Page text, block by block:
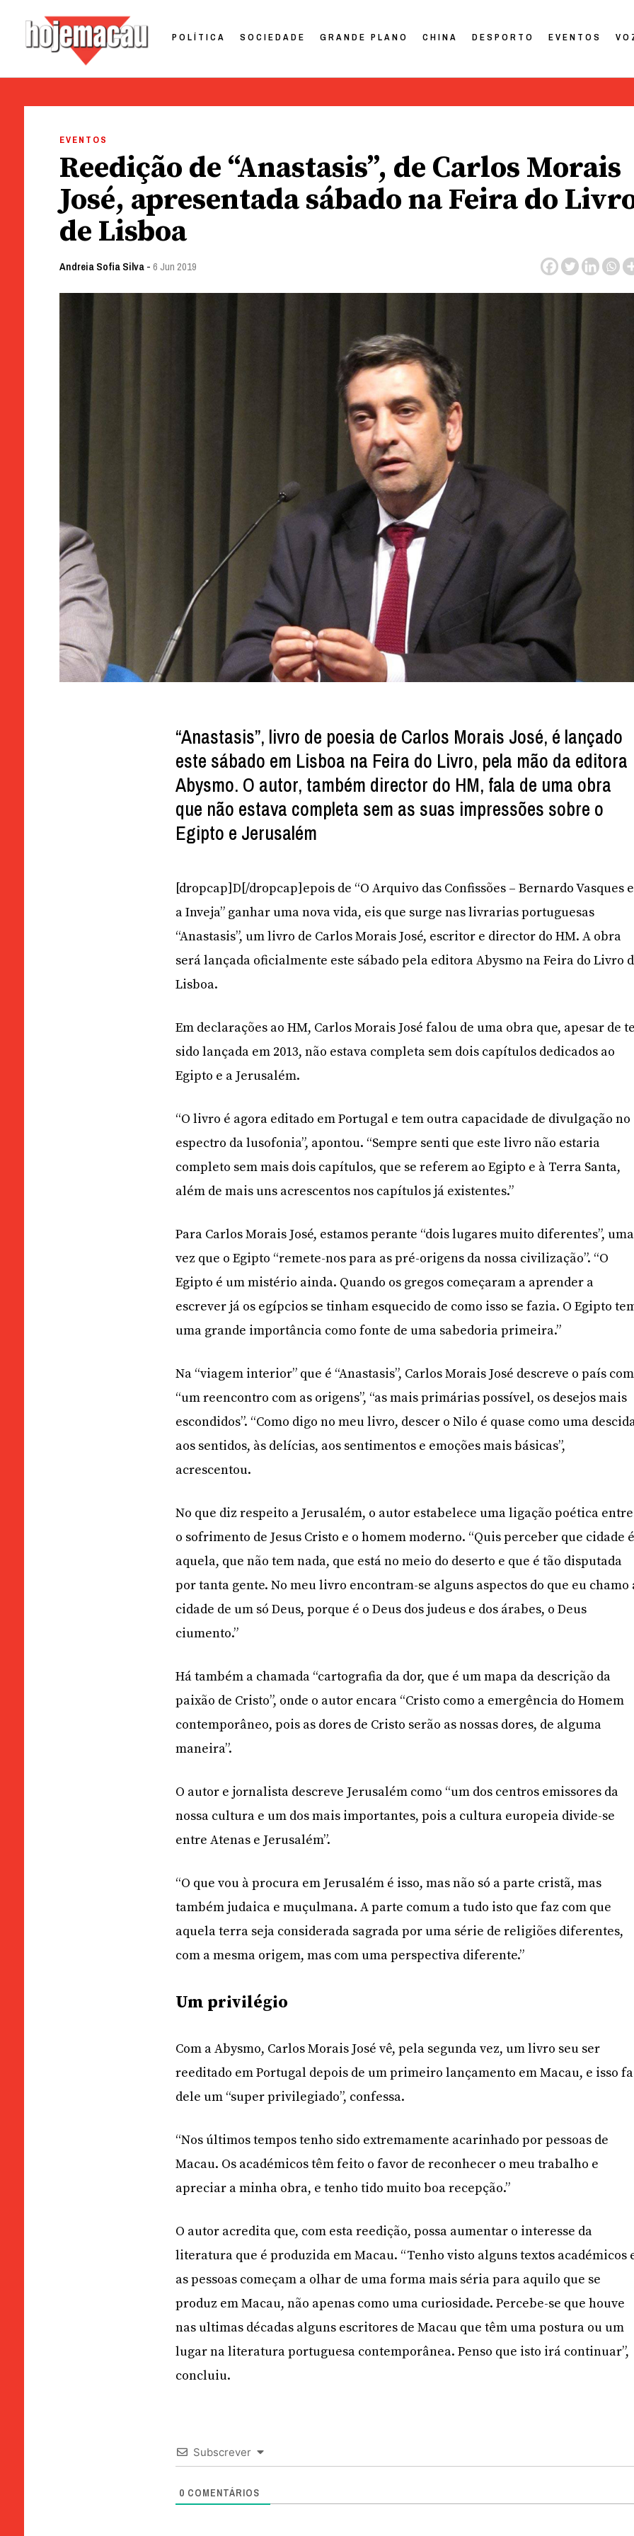
POLÍTICA SOCIEDADE GRANDE PLANO CHINA DESPORTO EVENTOS
EVENTOS
Reedição de “Anastasis”, de Carlos Morais
José, apresentada sábado na Feira do
de Lisboa
Andreia Sofia Silva-6 Jun 2019
“Anastasis”, livro de poesia de Carlos Morais José, é lançado
este sábado em Lisboa na Feira do Livro, pela mão da editora
Abysmo. O autor, também director do HM, fala de uma obra
que não estava completa sem as suas impressões sobre o
Egipto e Jerusalém
[dropcap]D[/dropcap]epois de “O Arquivo das Confissões – Bernardo Vasques e
a Inveja” ganhar uma nova vida, eis que surge nas livrarias portuguesas
“Anastasis”, um livro de Carlos Morais José, escritor e director do HM. A obra
será lançada oficialmente este sábado pela editora Abysmo na Feira do Livro
Lisboa.
Em declarações ao HM, Carlos Morais José falou de uma obra que, apesar de
sido lançada em 2013, não estava completa sem dois capítulos dedicados ao
Egipto e a Jerusalém.
“O livro é agora editado em Portugal e tem outra capacidade de divulgação no
espectro da lusofonia”, apontou. “Sempre senti que este livro não estaria
completo sem mais dois capítulos, que se referem ao Egipto e à Terra Santa,
além de mais uns acrescentos nos capítulos já existentes.”
Para Carlos Morais José, estamos perante “dois lugares muito diferentes”, uma
vez que o Egipto “remete-nos para as pré-origens da nossa civilização”. “O
Egipto é um mistério ainda. Quando os gregos começaram a aprender a
escrever já os egípcios se tinham esquecido de como isso se fazia. O Egipto
uma grande importância como fonte de uma sabedoria primeira.”
Na “viagem interior” que é “Anastasis”, Carlos Morais José descreve o país
“um reencontro com as origens”, “as mais primárias possível, os desejos mais
escondidos”. “Como digo no meu livro, descer o Nilo é quase como uma
aos sentidos, às delícias, aos sentimentos e emoções mais básicas”,
acrescentou.
No que diz respeito a Jerusalém, o autor estabelece uma ligação poética entre
o sofrimento de Jesus Cristo e o homem moderno. “Quis perceber que cidade
aquela, que não tem nada, que está no meio do deserto e que é tão disputada
por tanta gente. No meu livro encontram-se alguns aspectos do que eu chamo
cidade de um só Deus, porque é o Deus dos judeus e dos árabes, o Deus
ciumento.”
Há também a chamada “cartografia da dor, que é um mapa da descrição da
paixão de Cristo”, onde o autor encara “Cristo como a emergência do Homem
contemporâneo, pois as dores de Cristo serão as nossas dores, de alguma
maneira”.
O autor e jornalista descreve Jerusalém como “um dos centros emissores da
nossa cultura e um dos mais importantes, pois a cultura europeia divide-se
entre Atenas e Jerusalém”.
“O que vou à procura em Jerusalém é isso, mas não só a parte cristã, mas
também judaica e muçulmana. A parte comum a tudo isto que faz com que
aquela terra seja considerada sagrada por uma série de religiões diferentes,
com a mesma origem, mas com uma perspectiva diferente.”
Um privilégio
Com a Abysmo, Carlos Morais José vê, pela segunda vez, um livro seu ser
reeditado em Portugal depois de um primeiro lançamento em Macau, e isso
dele um “super privilegiado”, confessa.
“Nos últimos tempos tenho sido extremamente acarinhado por pessoas de
Macau. Os académicos têm feito o favor de reconhecer o meu trabalho e
apreciar a minha obra, e tenho tido muito boa recepção.”
O autor acredita que, com esta reedição, possa aumentar o interesse da
literatura que é produzida em Macau. “Tenho visto alguns textos académicos
as pessoas começam a olhar de uma forma mais séria para aquilo que se
produz em Macau, não apenas como uma curiosidade. Percebe-se que houve
nas ultimas décadas alguns escritores de Macau que têm uma postura ou um
lugar na literatura portuguesa contemporânea. Penso que isto irá continuar”,
concluiu.
Subscrever
0 COMENTÁRIOS